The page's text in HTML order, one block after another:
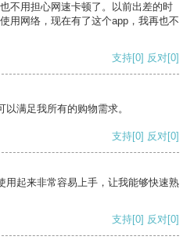
不用担心网速卡顿了。以前出差的时
用网络，现在有了这个app，我再也不
支持[0] 反对[0]
满足我所有的购物需求。
支持[0] 反对[0]
用起来非常容易上手，让我能够快速熟
支持[0] 反对[0]